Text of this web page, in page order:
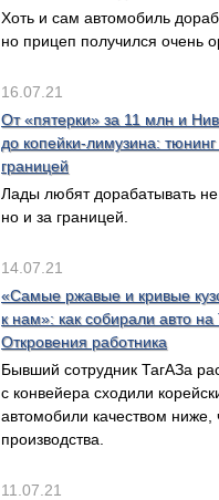
Хоть и сам автомобиль
но прицеп получился очень
16.07.21
От «пятерки» за 11 млн и
до копейки-лимузина:
границей
Лады любят дорабатывать не
но и за границей.
14.07.21
«Самые ржавые и кривые
к нам»: как собирали авто на
Откровения работника
Бывший сотрудник ТагАЗа
с конвейера сходили
автомобили качеством ниже,
производства.
11.07.21